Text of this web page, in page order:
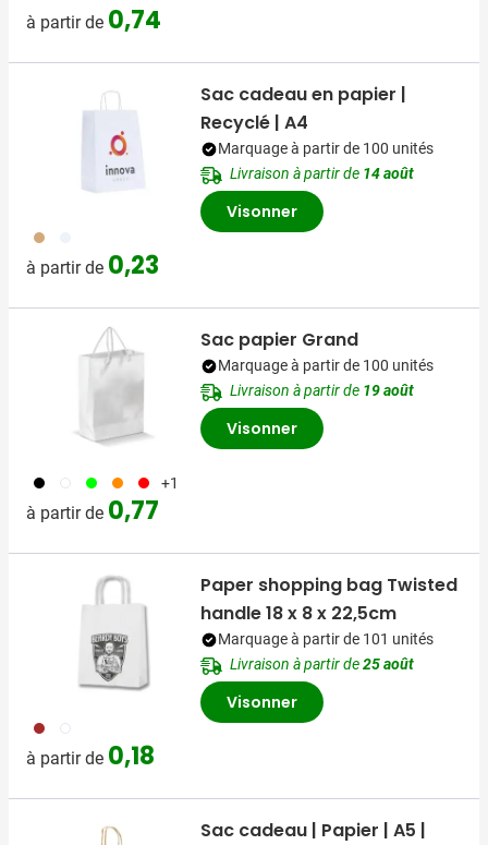
à partir de 0,74
011
à partir de 0,23
Sac cadeau en papier |
Recyclé | A4
Marquage à partir de 100 unités
Livraison à partir de 14 août
Visonner
001 002 029 007 008 +1
à partir de 0,77
Sac papier Grand
Marquage à partir de 100 unités
Livraison à partir de 19 août
Visonner
011 002
à partir de 0,18
Paper shopping bag Twisted
handle 18 x 8 x 22,5cm
Marquage à partir de 101 unités
Livraison à partir de25 août
Visonner
Sac cadeau | Papier | A5 |